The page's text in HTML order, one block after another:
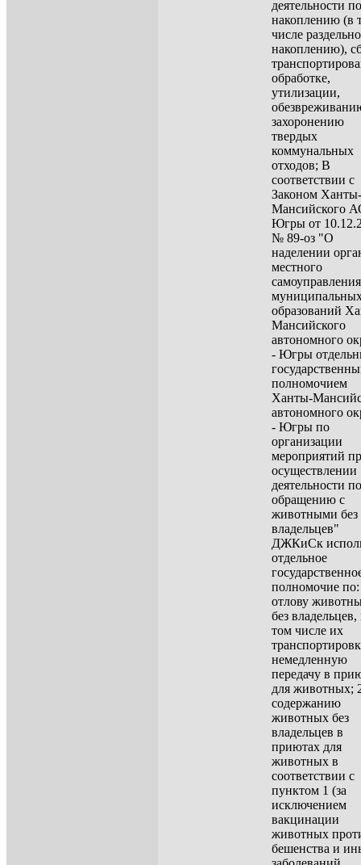
деятельности по
накоплению (в
числе
накоплению),
обработке,
утилизации,
захоронению
твердых
коммунальных
отходов; В
соответствии с
Законом Ханты-
Мансийского
Югры от
№ 89-оз "О
наделении
местного
самоуправления
образований
Мансийского
автономного
- Югры
полномочием
Ханты-
автономного
- Югры по
организации
мероприятий
осуществлении
деятельности по
обращению с
животными без
владельцев"
ДЖКиСк
отдельное
полномочие
отлову
без владельцев,
том числе их
немедленную
передачу в
для животных;
содержанию
животных без
владельцев в
приютах для
животных в
соответствии с
пунктом 1 (за
исключением
вакцинации
животных
бешенства и